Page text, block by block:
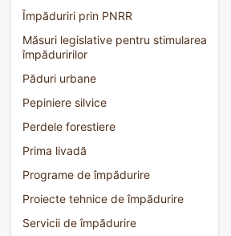
Împăduriri prin PNRR
Măsuri legislative pentru stimularea
împăduririlor
Păduri urbane
Pepiniere silvice
Perdele forestiere
Prima livadă
Programe de împădurire
Proiecte tehnice de împădurire
Servicii de împădurire